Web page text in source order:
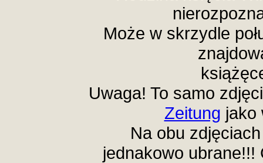
Może w skrzydle
Uwaga! To samo
Zeitung jako
Na obu
jednakowo